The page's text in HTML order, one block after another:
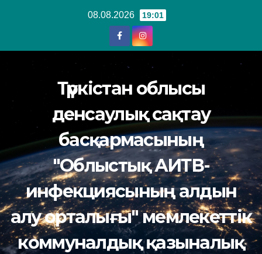
08.08.2026 19:01
Түркістан облысы
денсаулық сақтау
басқармасының
"Облыстық АИТВ-
инфекциясының алдын
алу орталығы" мемлекеттік
коммуналдық қазыналық